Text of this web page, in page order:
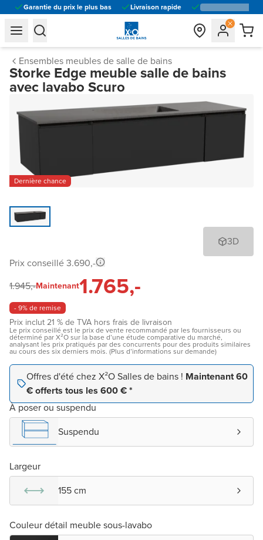
Garantie du prix le plus bas Livraison rapide
general.navigation.toggle_menu.label
general.navigation.toggle_menu.label
Ensembles meubles de salle de bains
Storke Edge meuble salle de bains
avec lavabo Scuro
Dernière chance
3D
Prix conseillé 3.690,-
1.945,-Maintenant1.765,-
- 9% de remise
Prix inclut 21 % de TVA hors frais de livraison
Le prix conseillé est le prix de vente recommandé par les fournisseurs ou
déterminé par X²O sur la base d’une étude comparative du marché,
analysant les prix pratiqués par des concurrents pour des produits similaires
au cours des six derniers mois. (Plus d’informations sur demande)
Offres d'été chez X²O Salles de bains ! Maintenant 60
€ offerts tous les 600 € *
À poser ou suspendu
Suspendu
Largeur
155 cm
Couleur détail meuble sous-lavabo